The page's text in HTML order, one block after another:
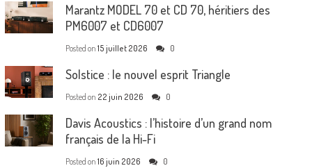
Marantz MODEL 70 et CD 70, héritiers des
PM6007 et CD6007
Posted on 15 juillet 2026 0
Solstice : le nouvel esprit Triangle
Posted on 22 juin 2026 0
Davis Acoustics : l’histoire d’un grand nom
français de la Hi-Fi
Posted on 16 juin 2026 0